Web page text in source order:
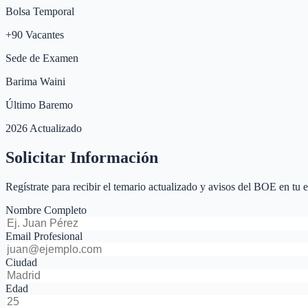
Bolsa Temporal
+90 Vacantes
Sede de Examen
Barima Waini
Último Baremo
2026 Actualizado
Solicitar Información
Regístrate para recibir el temario actualizado y avisos del BOE en tu
Nombre Completo
Email Profesional
Ciudad
Edad